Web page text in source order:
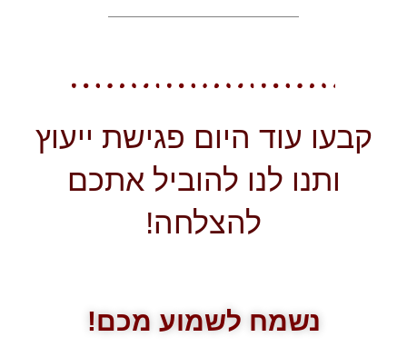
קבעו עוד היום פגישת ייעוץ
ותנו לנו להוביל אתכם
להצלחה!
נשמח לשמוע מכם!